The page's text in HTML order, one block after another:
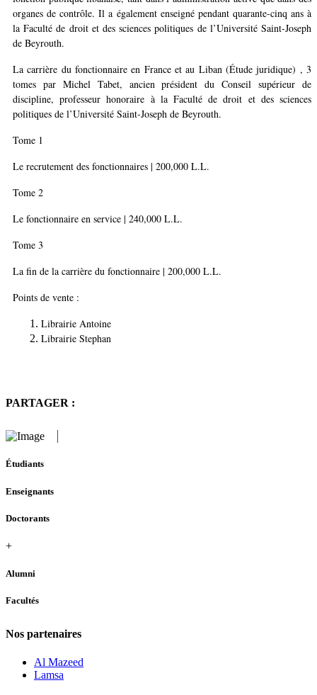
organes de contrôle. Il a également enseigné pendant quarante-cinq ans à
la Faculté de droit et des sciences politiques de l’Université Saint-Joseph
de Beyrouth.
La carrière du fonctionnaire en France et au Liban (Étude juridique) , 3
tomes par Michel Tabet, ancien président du Conseil supérieur de
discipline, professeur honoraire à la Faculté de droit et des sciences
politiques de l’Université Saint-Joseph de Beyrouth.
Tome 1
Le recrutement des fonctionnaires | 200,000 L.L.
Tome 2
Le fonctionnaire en service | 240,000 L.L.
Tome 3
La fin de la carrière du fonctionnaire | 200,000 L.L.
Points de vente :
Librairie Antoine
Librairie Stephan
PARTAGER :
Étudiants
Enseignants
Doctorants
+
Alumni
Facultés
Nos partenaires
Al Mazeed
Lamsa